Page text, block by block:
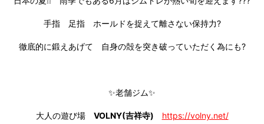
手指 足指 ホールドを捉えて離さない保持力?
徹底的に鍛えあげて 自身の殻を突き破っていただく為にも?
✨老舗ジム✨
大人の遊び場 VOLNY(吉祥寺) https://volny.net/